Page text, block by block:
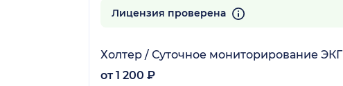
43 отзыва
Лицензия проверена
Холтер / Суточное мониторирование ЭКГ
от 1 200 ₽